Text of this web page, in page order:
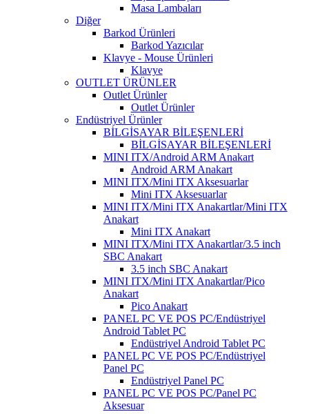
Masa Lambaları
Diğer
Barkod Ürünleri
Barkod Yazıcılar
Klavye - Mouse Ürünleri
Klavye
OUTLET ÜRÜNLER
Outlet Ürünler
Outlet Ürünler
Endüstriyel Ürünler
BİLGİSAYAR BİLEŞENLERİ
BİLGİSAYAR BİLEŞENLERİ
MINI ITX/Android ARM Anakart
Android ARM Anakart
MINI ITX/Mini ITX Aksesuarlar
Mini ITX Aksesuarlar
MINI ITX/Mini ITX Anakartlar/Mini ITX
Anakart
Mini ITX Anakart
MINI ITX/Mini ITX Anakartlar/3.5 inch
SBC Anakart
3.5 inch SBC Anakart
MINI ITX/Mini ITX Anakartlar/Pico
Anakart
Pico Anakart
PANEL PC VE POS PC/Endüstriyel
Android Tablet PC
Endüstriyel Android Tablet PC
PANEL PC VE POS PC/Endüstriyel
Panel PC
Endüstriyel Panel PC
PANEL PC VE POS PC/Panel PC
Aksesuar